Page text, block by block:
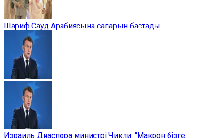
Шариф Сауд Арабиясына сапарын бастады
Израиль Диаспора министрі Чикли: “Макрон бізге